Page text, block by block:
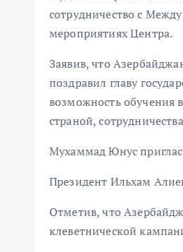
сотрудничество с
мероприятиях Центра.
Заявив, что
поздравил главу
возможность обучения
страной,
Мухаммад Юнус
Президент Ильхам
Отметив, что
клеветнической